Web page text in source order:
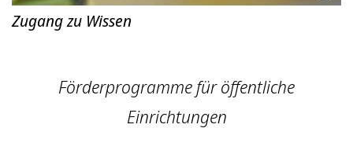
Zugang zu Wissen
Förderprogramme für öffentliche
Einrichtungen